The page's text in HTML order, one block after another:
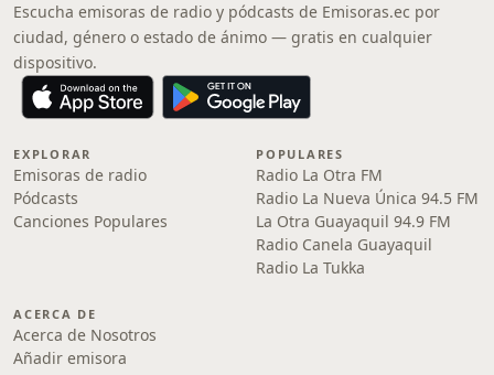
Escucha emisoras de radio y pódcasts de Emisoras.ec por
ciudad, género o estado de ánimo — gratis en cualquier
dispositivo.
EXPLORAR
Emisoras de radio
Pódcasts
Canciones Populares
POPULARES
Radio La Otra FM
Radio La Nueva Única 94.5 FM
La Otra Guayaquil 94.9 FM
Radio Canela Guayaquil
Radio La Tukka
ACERCA DE
Acerca de Nosotros
Añadir emisora